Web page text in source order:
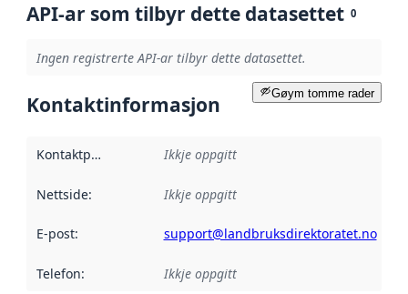
API-ar som tilbyr dette datasettet 0
Ingen registrerte API-ar tilbyr dette datasettet.
Gøym tomme rader
Kontaktinformasjon
Kontaktpunkt Ikkje oppgitt
Nettside: Ikkje oppgitt
E-post: support@landbruksdirektoratet.no
Telefon: Ikkje oppgitt